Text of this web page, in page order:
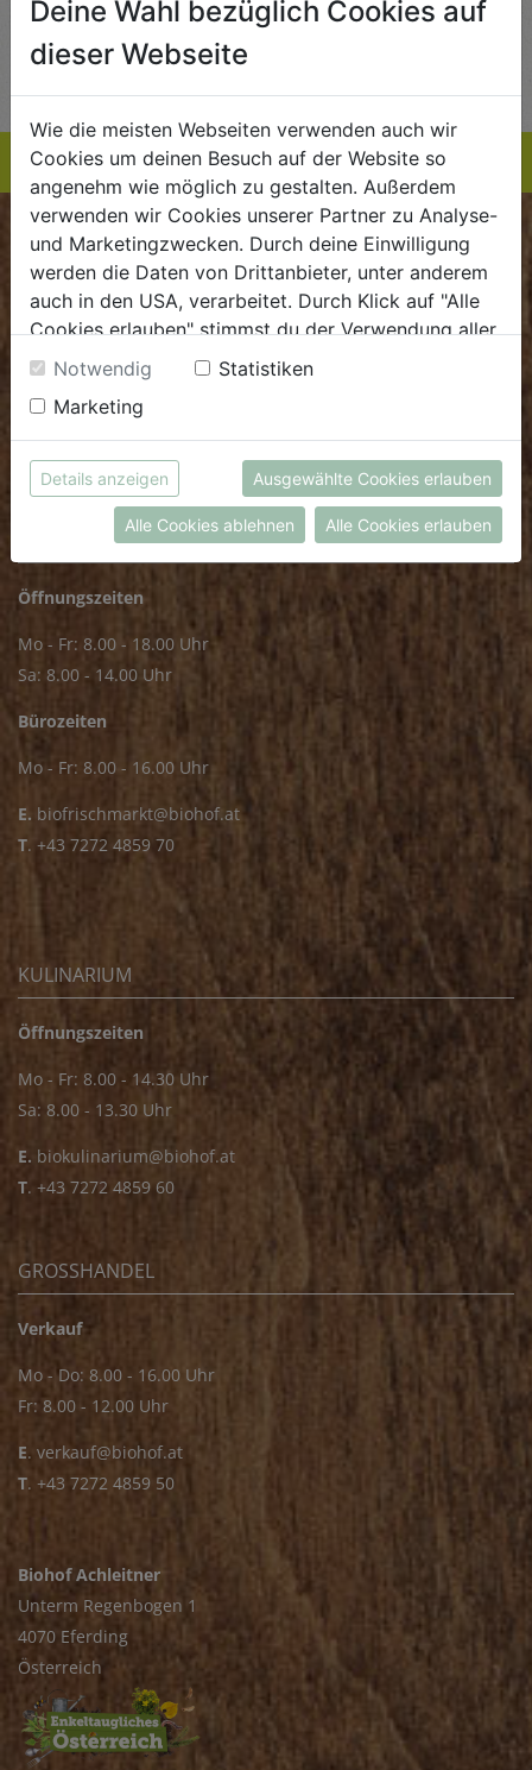
EINKAUFSLISTE
BIOKISTE
Kundenservice
Fr: 8.00 - 15.00 Uhr
dieBiokiste@biohof.at
.+43 7272 2597
FRISCHMARKT
Öffnungszeiten
Mo - Fr: 8.00 - 18.00 Uhr
Sa: 8.00 - 14.00 Uhr
Bürozeiten
Mo - Fr: 8.00 - 16.00 Uhr
E. biofrischmarkt@biohof.at
T. +43 7272 4859 70
KULINARIUM
Öffnungszeiten
Mo - Fr: 8.00 - 14.30 Uhr
Sa: 8.00 - 13.30 Uhr
E. biokulinarium@biohof.at
T. +43 7272 4859 60
GROSSHANDEL
Verkauf
Mo - Do: 8.00 - 16.00 Uhr
Fr: 8.00 - 12.00 Uhr
E. verkauf@biohof.at
T. +43 7272 4859 50
Biohof Achleitner
Unterm Regenbogen 1
4070 Eferding
Österreich
Deine Wahl bezüglich Cookies auf
dieser Webseite
Wie die meisten Webseiten verwenden auch wir
Cookies um deinen Besuch auf der Website so
angenehm wie möglich zu gestalten. Außerdem
verwenden wir Cookies unserer Partner zu Analyse-
und Marketingzwecken. Durch deine Einwilligung
werden die Daten von Drittanbieter, unter anderem
auch in den USA, verarbeitet. Durch Klick auf "Alle
Cookies erlauben" stimmst du der Verwendung aller
Cookies zu. Unter "Details anzeigen" findest du alle
Infos zu den unterschiedlichen Cookies, du kannst
auch entscheiden, welche Cookies du erlauben
möchtest.
Weitere Informationen findest du in unserer
Datenschutzerklärung
bzw. imImpressum
Notwendig
Statistiken
Marketing
Details anzeigen Ausgewählte Cookies erlauben
Alle Cookies ablehnen Alle Cookies erlauben